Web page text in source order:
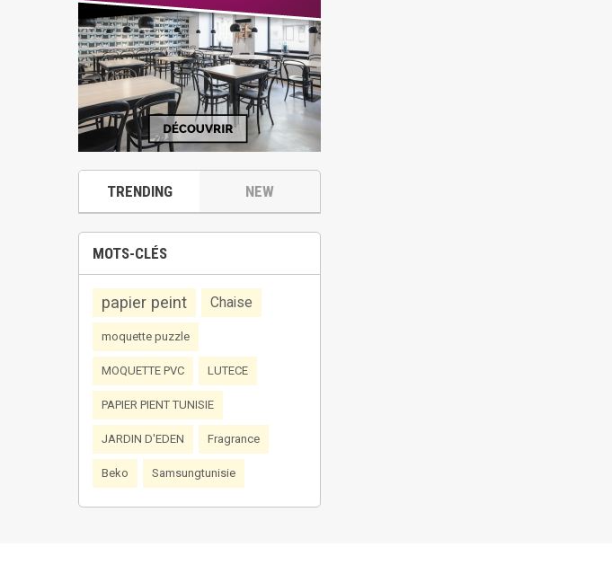
TRENDING NEW
MOTS-CLÉS
papier peint Chaise
moquette puzzle
MOQUETTE PVC LUTECE
PAPIER PIENT TUNISIE
JARDIN D'EDEN Fragrance
Beko Samsungtunisie